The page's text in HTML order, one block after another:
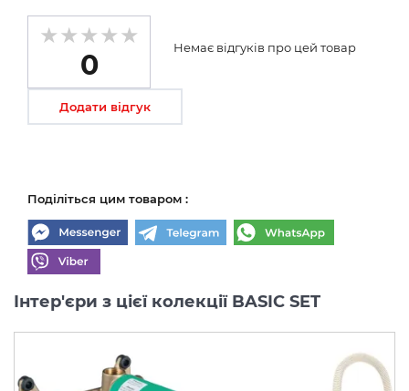
0
Немає відгуків про цей товар
Додати відгук
Поділіться цим товаром :
Інтер'єри з цієї колекції BASIC SET